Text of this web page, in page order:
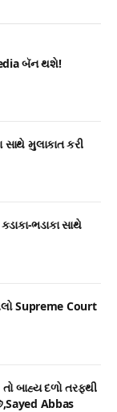
બૅન થશે!
મુલાકાત કરી
ભડાકા સાથે
Supreme Court
બાહ્ય દળો તરફથી
Abbas